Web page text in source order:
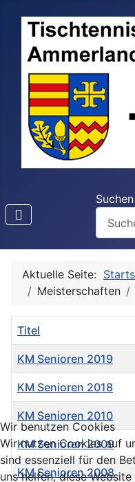
Suchen
Aktuelle Seite:
Meisterschaften
Titel
KM Senioren 2019
KM Senioren 2018
KM Senioren 2010
KM Senioren 2009
KM Senioren 2008
Wir benutzen Cookies
Wir nutzen Cookies auf
sind essenziell für den
uns helfen, diese